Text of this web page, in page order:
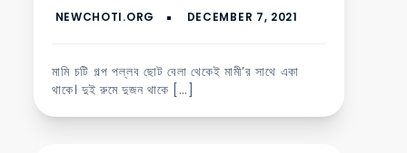
মামি চটি গল্প পল্লব ছোট বেলা থেকেই মামী’র সাথে একা
থাকে। দুই রুমে দুজন থাকে […]